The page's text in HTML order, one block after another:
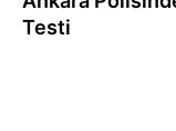
Testi